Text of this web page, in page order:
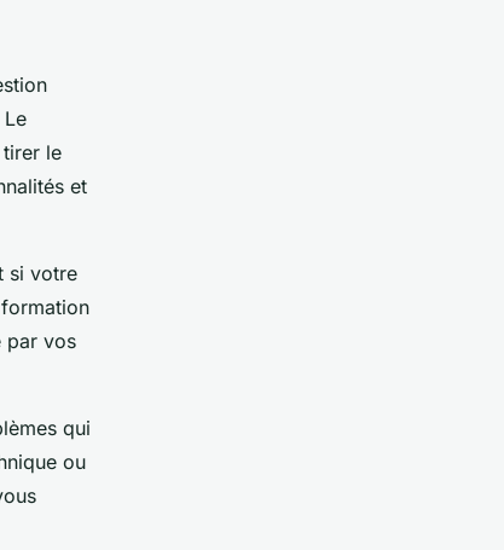
tirer le
et
si votre
par vos
qui
ou